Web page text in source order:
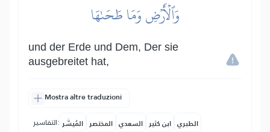
وَٱلۡأَرۡضِ وَمَا طَحَىٰهَا
und der Erde und Dem, Der sie
ausgebreitet hat,
Mostra altre traduzioni
التفاسير: المُيسَّر المختصر السعدي ابن كثير الطبري